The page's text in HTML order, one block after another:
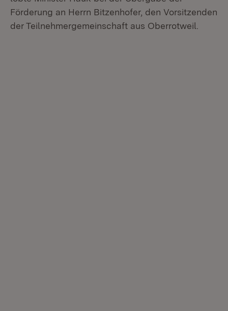
Förderung an Herrn Bitzenhofer, den Vorsitzenden
der Teilnehmergemeinschaft aus Oberrotweil.